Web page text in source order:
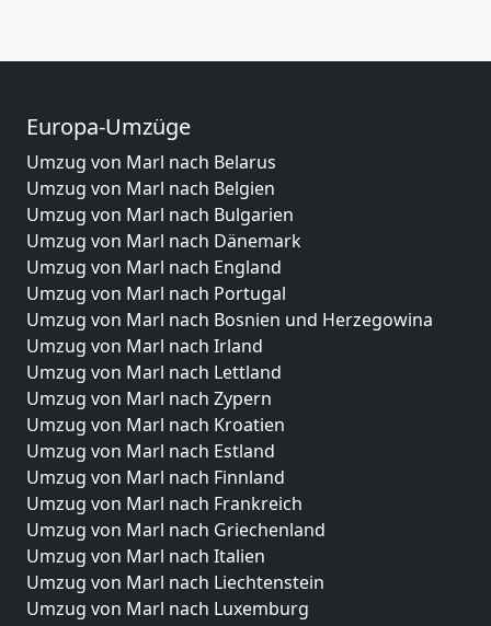
Europa-Umzüge
Umzug von Marl nach Belarus
Umzug von Marl nach Belgien
Umzug von Marl nach Bulgarien
Umzug von Marl nach Dänemark
Umzug von Marl nach England
Umzug von Marl nach Portugal
Umzug von Marl nach Bosnien und Herzegowina
Umzug von Marl nach Irland
Umzug von Marl nach Lettland
Umzug von Marl nach Zypern
Umzug von Marl nach Kroatien
Umzug von Marl nach Estland
Umzug von Marl nach Finnland
Umzug von Marl nach Frankreich
Umzug von Marl nach Griechenland
Umzug von Marl nach Italien
Umzug von Marl nach Liechtenstein
Umzug von Marl nach Luxemburg